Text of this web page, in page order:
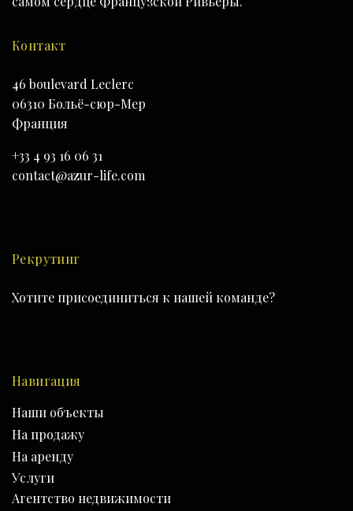
Контакт
46 boulevard Leclerc
06310 Больё-сюр-Мер
Франция
+33 4 93 16 06 31
contact@azur-life.com
Рекрутинг
Хотите присоединиться к нашей команде?
Hавигация
Наши объекты
На продажу
На аренду
Услуги
Агентство недвижимости